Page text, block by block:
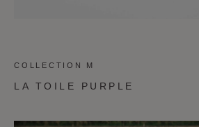
COLLECTION M
LA TOILE PURPLE